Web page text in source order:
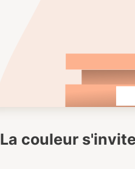
La couleur